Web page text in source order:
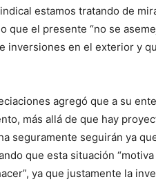
estamos tratando de
que el presente “no se
inversiones en el exterior y
agregó que a su
más allá de que hay
seguramente seguirán ya
que esta situación
ya que justamente la